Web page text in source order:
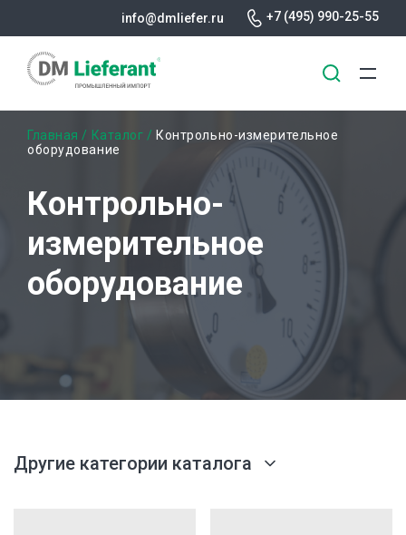
содержанию
info@dmliefer.ru +7 (495) 990-25-55
Строка
Главная Каталог
Контрольно-измерительное
оборудование
Контрольно-
измерительное
оборудование
Другие категории каталога